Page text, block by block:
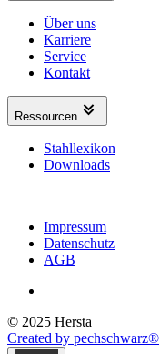
Über uns
Karriere
Service
Kontakt
Ressourcen
Stahllexikon
Downloads
Impressum
Datenschutz
AGB
© 2025 Hersta
Created by pechschwarz®